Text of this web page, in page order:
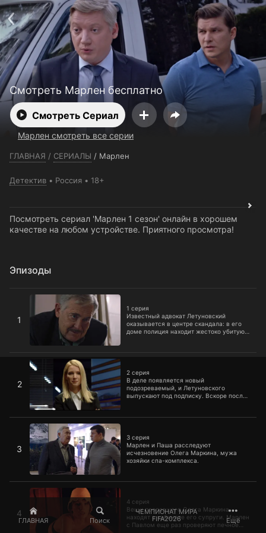
ГЛАВНАЯ Поиск
ЧЕМПИОНАТ МИРА
FIFA2026
Ещё
Смотреть Марлен бесплатно
Смотреть Сериал
Марлен смотреть все серии
ГЛАВНАЯ / СЕРИАЛЫ / Марлен
Детектив Россия 18+
Посмотреть сериал 'Марлен 1 сезон' онлайн в хорошем
качестве на любом устройстве. Приятного просмотра!
Эпизоды
1
1 серия
Известный адвокат Летуновский
оказывается в центре скандала: в его
доме полиция находит жестоко убитую
1 серия
2
2 серия
В деле появляется новый
подозреваемый, и Летуновского
выпускают под подписку. Вскоре после
2 серия
3
3 серия
Марлен и Паша расследуют
исчезновение Олега Маркина, мужа
хозяйки спа-комплекса.
3 серия
4
4 серия
Вещи пропавшего Олега Маркина
находят в кабинете его супруги. Марлен
с Павлом еще раз проверяют печное
4 серия
Телефон поддержки:+7 (727) 323 10 92
Пользовательское соглашение
Политика конфиденциальности
Открыть приложение
Ввести промокод